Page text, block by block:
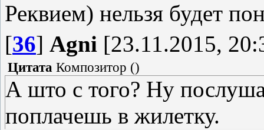
Реквием) нельзя будет
[36] Agni [23.11.2015,
Цитата Композитор ()
А што с того? Ну
поплачешь в жилетку.